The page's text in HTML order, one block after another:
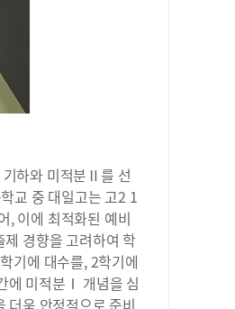
하와 미적분Ⅱ를 선
교 중 대일고는 고2 1
이에 최적화된 예비
경향을 고려하여 학
기에 대수를, 2학기에
에 미적분Ⅰ 개념을 심
더욱 안정적으로 준비